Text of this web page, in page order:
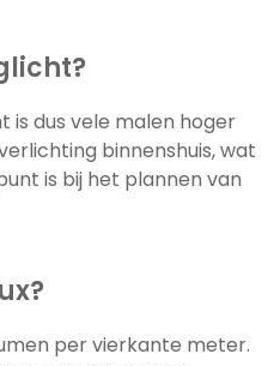
is dus vele malen hoger
binnenshuis, wat
is bij het plannen van
per vierkante meter.